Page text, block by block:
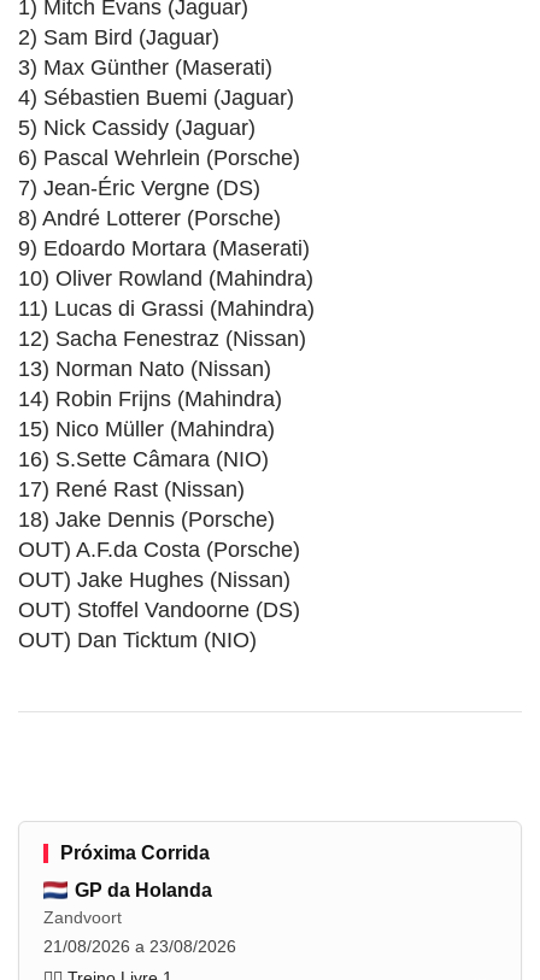
1) Mitch Evans (Jaguar)
2) Sam Bird (Jaguar)
3) Max Günther (Maserati)
4) Sébastien Buemi (Jaguar)
5) Nick Cassidy (Jaguar)
6) Pascal Wehrlein (Porsche)
7) Jean-Éric Vergne (DS)
8) André Lotterer (Porsche)
9) Edoardo Mortara (Maserati)
10) Oliver Rowland (Mahindra)
11) Lucas di Grassi (Mahindra)
12) Sacha Fenestraz (Nissan)
13) Norman Nato (Nissan)
14) Robin Frijns (Mahindra)
15) Nico Müller (Mahindra)
16) S.Sette Câmara (NIO)
17) René Rast (Nissan)
18) Jake Dennis (Porsche)
OUT) A.F.da Costa (Porsche)
OUT) Jake Hughes (Nissan)
OUT) Stoffel Vandoorne (DS)
OUT) Dan Ticktum (NIO)
Próxima Corrida
GP da Holanda
Zandvoort
21/08/2026 a 23/08/2026